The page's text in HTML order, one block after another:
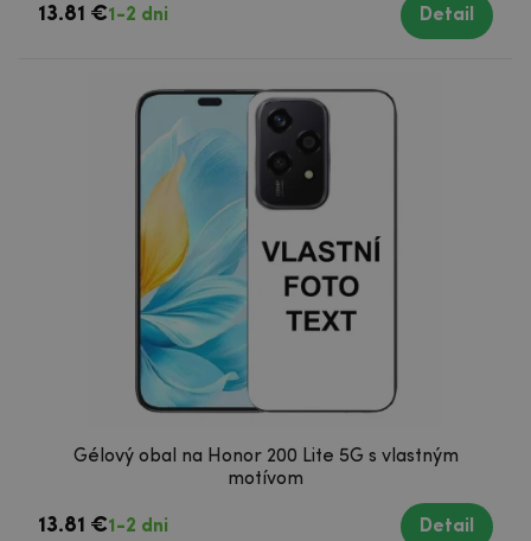
13.81 €1-2 dni Detail
Gélový obal na Honor 200 Lite 5G s vlastným
motívom
13.81 €1-2 dni Detail